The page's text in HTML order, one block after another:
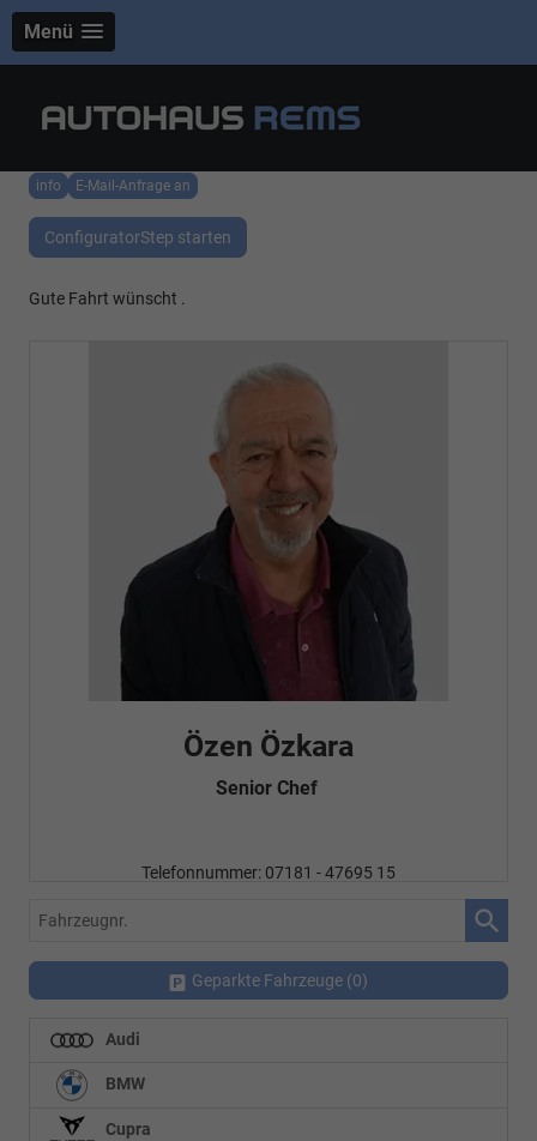
Menü
info E-Mail-Anfrage an
ConfiguratorStep starten
Gute Fahrt wünscht .
Özen Özkara
Senior Chef
Telefonnummer: 07181 - 47695 15
Fahrzeugnr.
Geparkte Fahrzeuge (0)
Audi
BMW
Cupra